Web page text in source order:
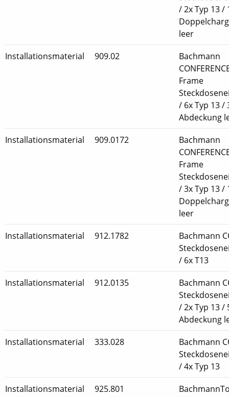
/ 2x Typ 13 /
leer
Installationsmaterial
909.02
Bachmann
Frame
/ 6x Typ 13 /
Abdeckung
Installationsmaterial
909.0172
Bachmann
Frame
/ 3x Typ 13 /
leer
Installationsmaterial
912.1782
Bachmann
/ 6x T13
Installationsmaterial
912.0135
Bachmann
/ 2x Typ 13 /
Abdeckung
Installationsmaterial
333.028
Bachmann
/ 4x Typ 13
Installationsmaterial
925.801